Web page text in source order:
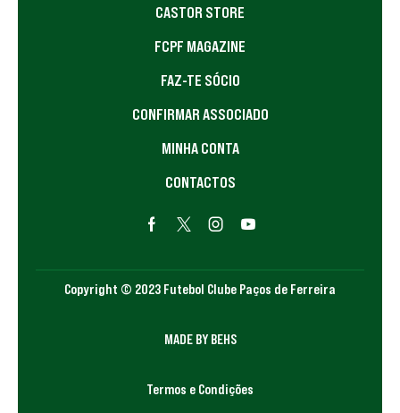
CASTOR STORE
FCPF MAGAZINE
FAZ-TE SÓCIO
CONFIRMAR ASSOCIADO
MINHA CONTA
CONTACTOS
Copyright © 2023 Futebol Clube Paços de Ferreira
MADE BY BEHS
Termos e Condições